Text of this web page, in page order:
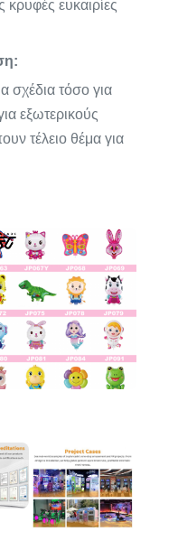
ευκαιρίες
τόσο για
εξωτερικούς
τέλειο θέμα για